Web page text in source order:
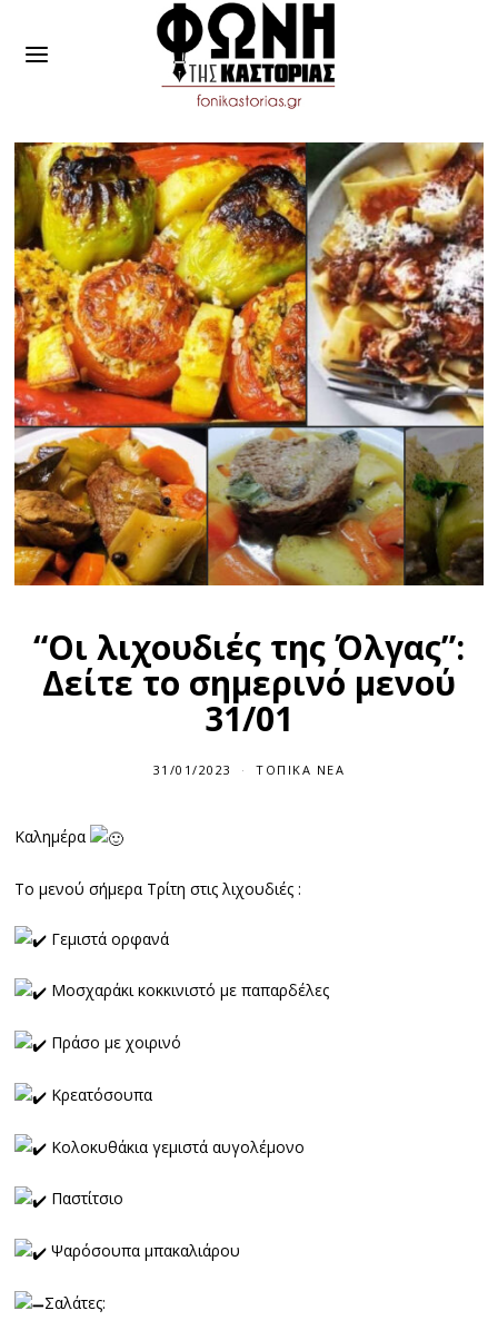
“Οι λιχουδιές της Όλγας”:
Δείτε το σημερινό μενού
31/01
31/01/2023 ΤΟΠΙΚΆ ΝΈΑ
Καλημέρα
Το μενού σήμερα Τρίτη στις λιχουδιές :
Γεμιστά ορφανά
Μοσχαράκι κοκκινιστό με παπαρδέλες
Πράσο με χοιρινό
Κρεατόσουπα
Κολοκυθάκια γεμιστά αυγολέμονο
Παστίτσιο
Ψαρόσουπα μπακαλιάρου
Σαλάτες: